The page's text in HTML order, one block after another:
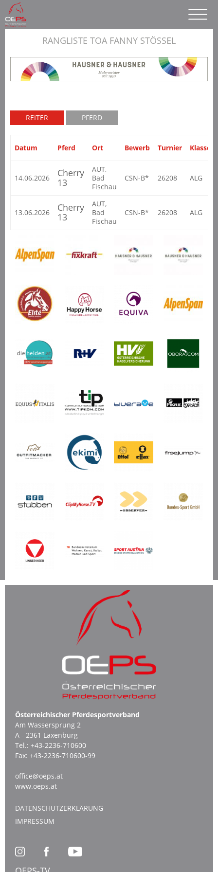
RANGLISTE TOA FANNY STÖSSEL
REITER PFERD
Datum Pferd Ort Bewerb Turnier Klasse
14.06.2026
Cherry
13
AUT,
Bad
Fischau
CSN-B* 26208 ALG
13.06.2026
Cherry
13
AUT,
Bad
Fischau
CSN-B* 26208 ALG
Österreichischer Pferdesportverband
Am Wassersprung 2
A - 2361 Laxenburg
Tel.: +43-2236-710600
Fax: +43-2236-710600-99
office@oeps.at
www.oeps.at
DATENSCHUTZERKLÄRUNG
IMPRESSUM